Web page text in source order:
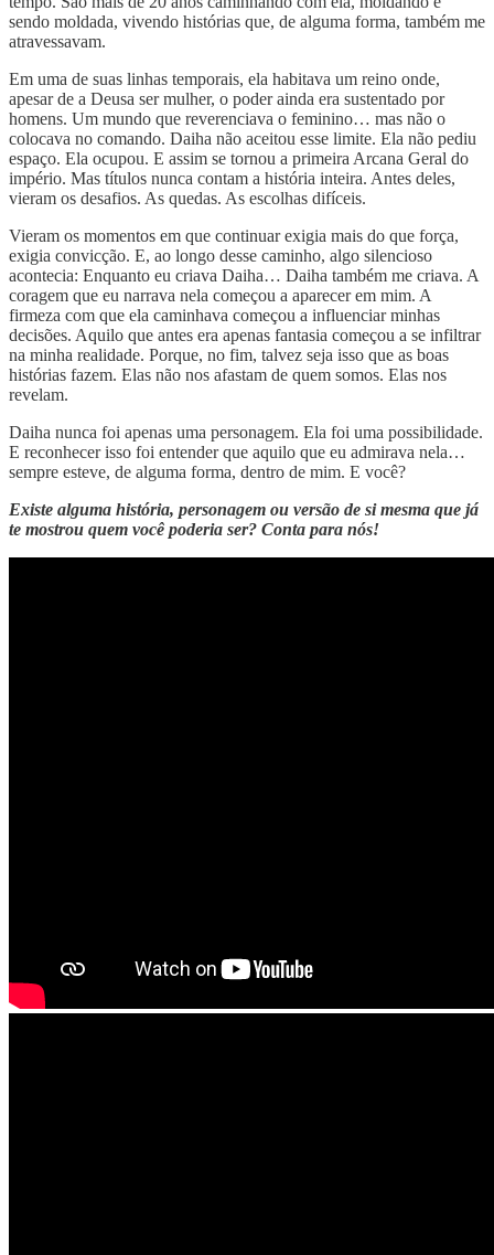
sendo moldada, vivendo histórias que, de alguma forma, também me
atravessavam.
Em uma de suas linhas temporais, ela habitava um reino onde,
apesar de a Deusa ser mulher, o poder ainda era sustentado por
homens. Um mundo que reverenciava o feminino… mas não o
colocava no comando. Daiha não aceitou esse limite. Ela não pediu
espaço. Ela ocupou. E assim se tornou a primeira Arcana Geral do
império. Mas títulos nunca contam a história inteira. Antes deles,
vieram os desafios. As quedas. As escolhas difíceis.
Vieram os momentos em que continuar exigia mais do que força,
exigia convicção. E, ao longo desse caminho, algo silencioso
acontecia: Enquanto eu criava Daiha… Daiha também me criava. A
coragem que eu narrava nela começou a aparecer em mim. A
firmeza com que ela caminhava começou a influenciar minhas
decisões. Aquilo que antes era apenas fantasia começou a se infiltrar
na minha realidade. Porque, no fim, talvez seja isso que as boas
histórias fazem. Elas não nos afastam de quem somos. Elas nos
revelam.
Daiha nunca foi apenas uma personagem. Ela foi uma possibilidade.
E reconhecer isso foi entender que aquilo que eu admirava nela…
sempre esteve, de alguma forma, dentro de mim. E você?
Existe alguma história, personagem ou versão de si mesma que já
te mostrou quem você poderia ser? Conta para nós!